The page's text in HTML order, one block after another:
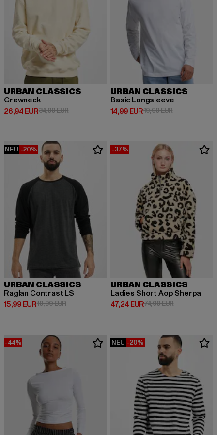
URBAN CLASSICS
Crewneck
26,94 EUR
Derzeitiger Preis: 26,94 EUR
34,99 EURAktionspreis: 34,99 EUR
URBAN CLASSICS
Basic Longsleeve
14,99 EUR
Derzeitiger Preis: 14,99 EUR
19,99 EURAktionspreis:
NEU -20%
URBAN CLASSICS
Raglan Contrast LS
15,99 EUR
Derzeitiger Preis: 15,99 EUR
19,99 EURAktionspreis: 19,99 EUR
-37%
URBAN CLASSICS
Ladies Short Aop Sherpa
47,24 EUR
Derzeitiger Preis: 47,24 EUR
74,99 EURAktionspreis:
-44% NEU -20%